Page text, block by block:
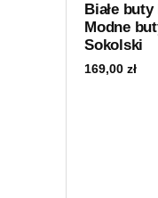
Białe
Modne
Sokolski
169,00zł